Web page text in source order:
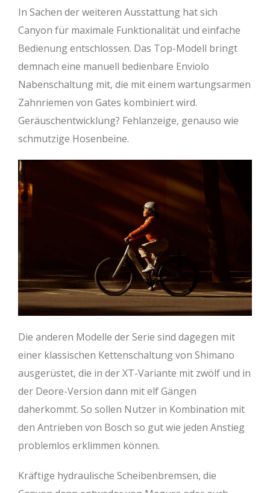
In Sachen der weiteren Ausstattung hat sich
Canyon für maximale Funktionalität und einfache
Bedienung entschlossen. Das Top-Modell bringt
demnach eine manuell bedienbare Enviolo
Nabenschaltung mit, die mit einem wartungsarmen
Zahnriemen von Gates kombiniert wird.
Geräuschentwicklung? Fehlanzeige, genauso wie
schmutzige Hosenbeine.
Die anderen Modelle der Serie sind dagegen mit
einer klassischen Kettenschaltung von Shimano
ausgerüstet, die in der XT-Variante mit zwölf und in
der Deore-Version dann mit elf Gängen
daherkommt. So sollen Nutzer in Kombination mit
den Antrieben von Bosch so gut wie jeden Anstieg
problemlos erklimmen können.
Kräftige hydraulische Scheibenbremsen, die